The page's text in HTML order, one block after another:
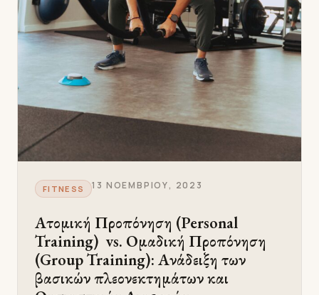
FITNESS 13 ΝΟΕΜΒΡΊΟΥ, 2023
Ατομική Προπόνηση (Personal
Training) vs. Ομαδική Προπόνηση
(Group Training): Ανάδειξη των
βασικών πλεονεκτημάτων και